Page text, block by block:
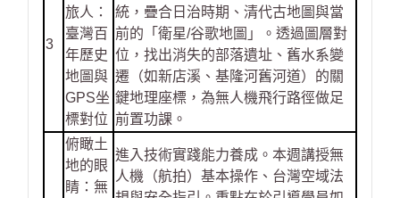
3
旅人：
臺灣百
年歷史
地圖與
GPS坐
標對位
統，疊合日治時期、清代古地圖與當
前的「衛星/谷歌地圖」。透過圖層對
位，找出消失的部落遺址、舊水系變
遷（如新店溪、基隆河舊河道）的關
鍵地理座標，為無人機飛行路徑做足
前置功課。
俯瞰土
地的眼
睛：無
進入技術實踐能力養成。本週講授無
人機（航拍）基本操作、台灣空域法